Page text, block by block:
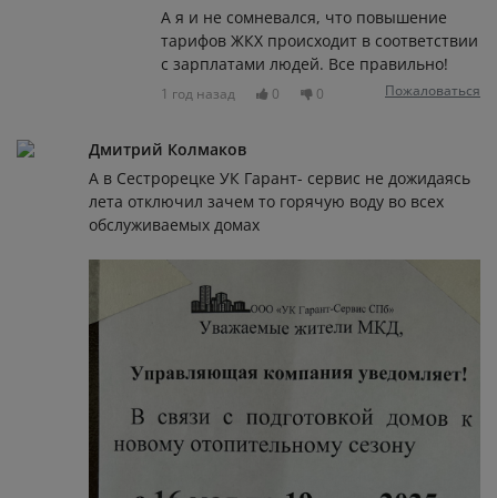
А я и не сомневался, что повышение
тарифов ЖКХ происходит в соответствии
с зарплатами людей. Все правильно!
1 год назад 0 0 Пожаловаться
Дмитрий Колмаков
А в Сестрорецке УК Гарант- сервис не дожидаясь
лета отключил зачем то горячую воду во всех
обслуживаемых домах